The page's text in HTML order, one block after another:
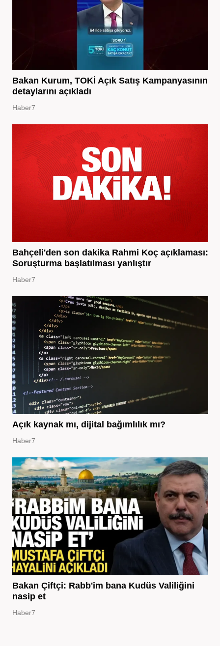
Bakan Kurum, TOKİ Açık Satış Kampanyasının
detaylarını açıkladı
Haber7
Bahçeli'den son dakika Rahmi Koç açıklaması:
Soruşturma başlatılması yanlıştır
Haber7
Açık kaynak mı, dijital bağımlılık mı?
Haber7
Bakan Çiftçi: Rabb'im bana Kudüs Valiliğini
nasip et
Haber7